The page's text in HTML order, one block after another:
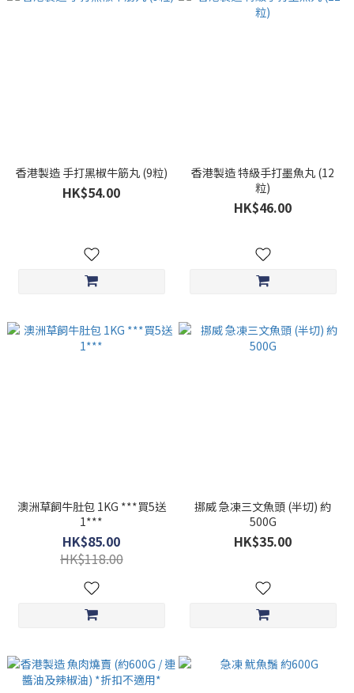
香港製造 手打黑椒牛筋丸 (9粒)
HK$54.00
香港製造 特級手打墨魚丸 (12
粒)
HK$46.00
澳洲草飼牛肚包 1KG ***買5送
1***
HK$85.00
HK$118.00
挪威 急凍三文魚頭 (半切) 約
500G
HK$35.00